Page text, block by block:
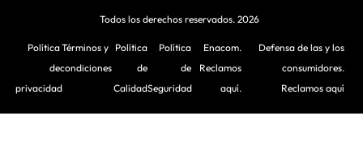
Todos los derechos reservados. 2026
Política
de
privacidad
Términos y
condiciones
Política
de
Calidad
Política
de
Seguridad
Enacom.
Reclamos
aquí.
Defensa de las y los
consumidores.
Reclamos aquí